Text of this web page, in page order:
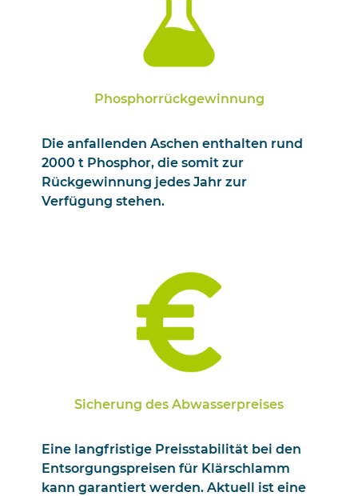
Phosphorrückgewinnung
Die anfallenden Aschen enthalten rund
2000 t Phosphor, die somit zur
Rückgewinnung jedes Jahr zur
Verfügung stehen.
Sicherung des Abwasserpreises
Eine langfristige Preisstabilität bei den
Entsorgungspreisen für Klärschlamm
kann garantiert werden. Aktuell ist eine